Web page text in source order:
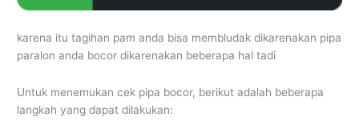
karena itu tagihan pam anda bisa membludak dikarenakan pipa
paralon anda bocor dikarenakan beberapa hal tadi
Untuk menemukan cek pipa bocor, berikut adalah beberapa
langkah yang dapat dilakukan: